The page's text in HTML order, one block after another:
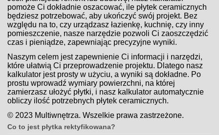
pomoże Ci dokładnie oszacować, ile płytek ceramicznych
będziesz potrzebować, aby ukończyć swój projekt. Bez
względu na to, czy urządzasz łazienkę, kuchnię, czy inny
pomieszczenie, nasze narzędzie pozwoli Ci zaoszczędzić
czas i pieniądze, zapewniając precyzyjne wyniki.
Naszym celem jest zapewnienie Ci informacji i narzędzi,
które ułatwią Ci przeprowadzenie projektu. Dlatego nasz
kalkulator jest prosty w użyciu, a wyniki są dokładne. Po
prostu wprowadź wymiary powierzchni, na której
zamierzasz ułożyć płytki, i nasz kalkulator automatycznie
obliczy ilość potrzebnych płytek ceramicznych.
© 2023 Multiwnętrza. Wszelkie prawa zastrzeżone.
Co to jest płytka rektyfikowana?